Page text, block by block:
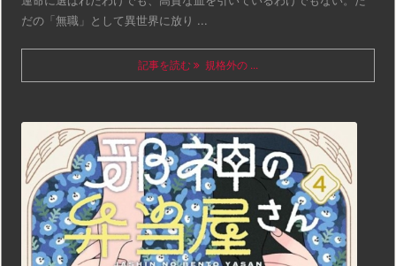
だの「無職」として異世界に放り ...
記事を読む 規格外の ...